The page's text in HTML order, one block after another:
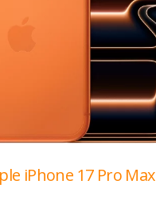
iPhone 17 Pro Max